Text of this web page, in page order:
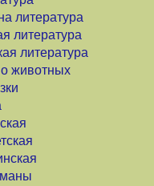
литература
литература
литература
о животных